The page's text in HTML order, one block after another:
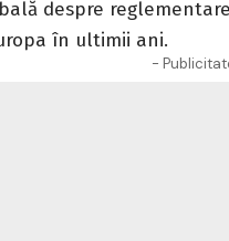
despre
în ultimii ani.
-